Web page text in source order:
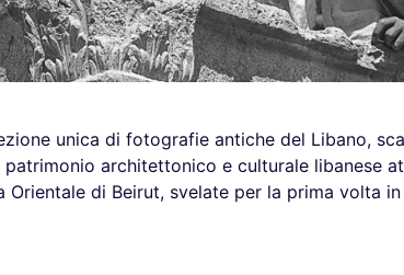
unica di fotografie antiche del Libano,
architettonico e culturale libanese
Orientale di Beirut, svelate per la prima volta